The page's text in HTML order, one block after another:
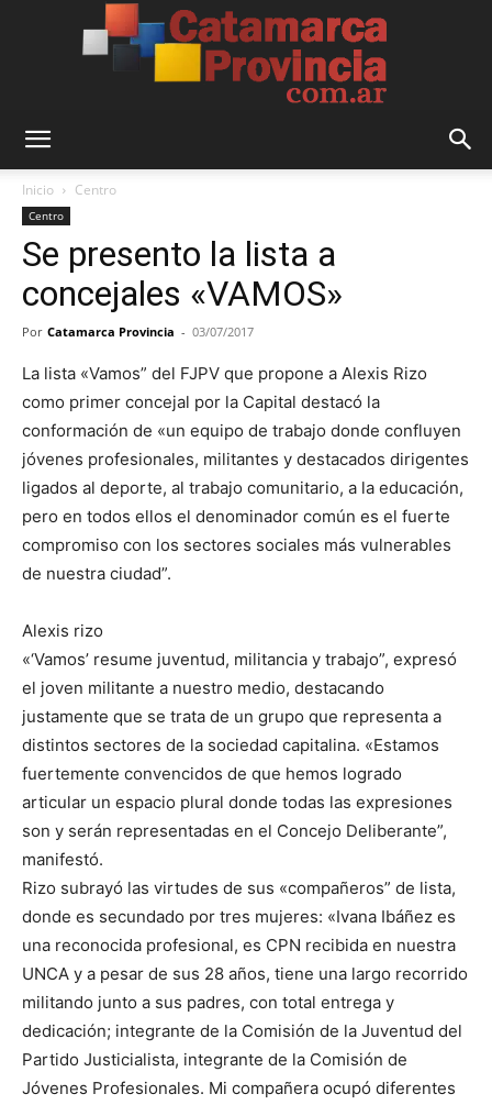
Provincia
Inicio Centro
Centro
Se presento la lista a
concejales «VAMOS»
Por Catamarca Provincia - 03/07/2017
La lista «Vamos” del FJPV que propone a Alexis Rizo
como primer concejal por la Capital destacó la
conformación de «un equipo de trabajo donde confluyen
jóvenes profesionales, militantes y destacados dirigentes
ligados al deporte, al trabajo comunitario, a la educación,
pero en todos ellos el denominador común es el fuerte
compromiso con los sectores sociales más vulnerables
de nuestra ciudad”.
Alexis rizo
«‘Vamos’ resume juventud, militancia y trabajo”, expresó
el joven militante a nuestro medio, destacando
justamente que se trata de un grupo que representa a
distintos sectores de la sociedad capitalina. «Estamos
fuertemente convencidos de que hemos logrado
articular un espacio plural donde todas las expresiones
son y serán representadas en el Concejo Deliberante”,
manifestó.
Rizo subrayó las virtudes de sus «compañeros” de lista,
donde es secundado por tres mujeres: «Ivana Ibáñez es
una reconocida profesional, es CPN recibida en nuestra
UNCA y a pesar de sus 28 años, tiene una largo recorrido
militando junto a sus padres, con total entrega y
dedicación; integrante de la Comisión de la Juventud del
Partido Justicialista, integrante de la Comisión de
Jóvenes Profesionales. Mi compañera ocupó diferentes